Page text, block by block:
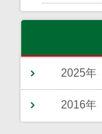
2025年
2016年